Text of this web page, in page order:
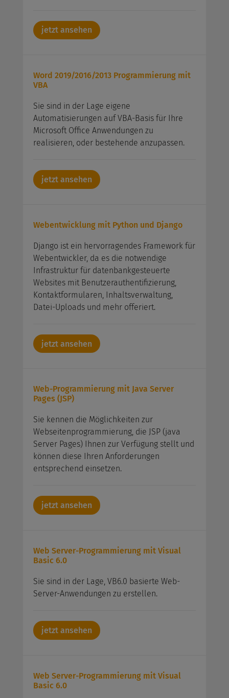
jetzt ansehen
Word 2019/2016/2013 Programmierung mit
VBA
Sie sind in der Lage eigene
Automatisierungen auf VBA-Basis für Ihre
Microsoft Office Anwendungen zu
realisieren, oder bestehende anzupassen.
jetzt ansehen
Webentwicklung mit Python und Django
Django ist ein hervorragendes Framework für
Webentwickler, da es die notwendige
Infrastruktur für datenbankgesteuerte
Websites mit Benutzerauthentifizierung,
Kontaktformularen, Inhaltsverwaltung,
Datei-Uploads und mehr offeriert.
jetzt ansehen
Web-Programmierung mit Java Server
Pages (JSP)
Sie kennen die Möglichkeiten zur
Webseitenprogrammierung, die JSP (java
Server Pages) Ihnen zur Verfügung stellt und
können diese Ihren Anforderungen
entsprechend einsetzen.
jetzt ansehen
Web Server-Programmierung mit Visual
Basic 6.0
Sie sind in der Lage, VB6.0 basierte Web-
Server-Anwendungen zu erstellen.
jetzt ansehen
Web Server-Programmierung mit Visual
Basic 6.0